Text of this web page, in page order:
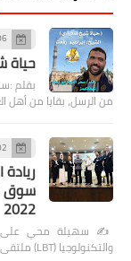
06
حياة
بقلم
من الرسل، بقايا من
02
سوق
2022
والتكنولوجيا (LBT) ملتقى مستقبل سوق العمل (ملت…